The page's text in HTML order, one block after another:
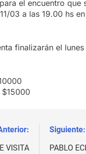
el encuentro que
03 a las 19.00 hs
finalizarán el lunes
VISITA
Siguiente:
PABLO